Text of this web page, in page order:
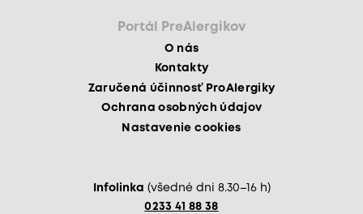
Portál PreAlergikov
O nás
Kontakty
Zaručená účinnosť ProAlergiky
Ochrana osobných údajov
Nastavenie cookies
Infolinka (všedné dni 8.30–16 h)
0233 41 88 38